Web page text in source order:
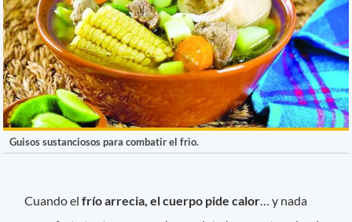
Guisos sustanciosos para combatir el frìo.
Cuando elfrío arrecia, el cuerpo pide calor … y nada